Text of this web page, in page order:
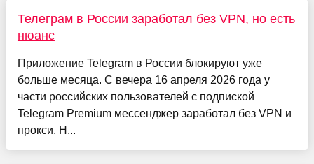
Телеграм в России заработал без VPN, но есть
нюанс
Приложение Telegram в России блокируют уже
больше месяца. С вечера 16 апреля 2026 года у
части российских пользователей с подпиской
Telegram Premium мессенджер заработал без VPN и
прокси. Н...